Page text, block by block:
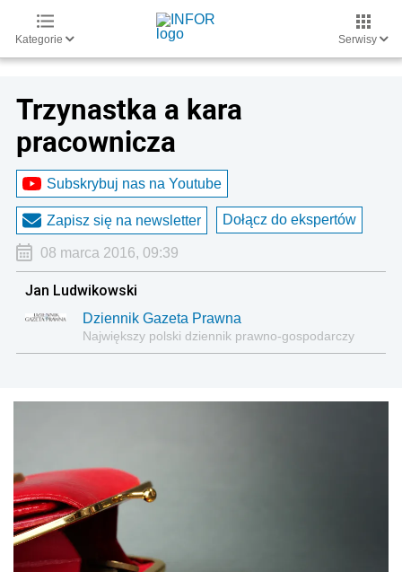
Kategorie Serwisy
Trzynastka a kara
pracownicza
Subskrybuj nas na Youtube
Zapisz się na newsletter Dołącz do ekspertów
08 marca 2016, 09:39
Jan Ludwikowski
Dziennik Gazeta Prawna
Największy polski dziennik prawno-gospodarczy